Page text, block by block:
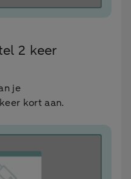
2 keer
je
kort aan.